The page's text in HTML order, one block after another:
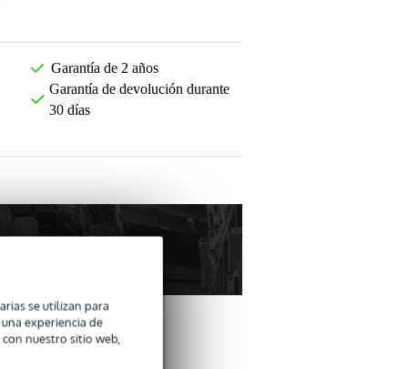
se utilizan para
experiencia de
nuestro sitio web,
Garantía de 2 años
Garantía de devolución durante
30 días